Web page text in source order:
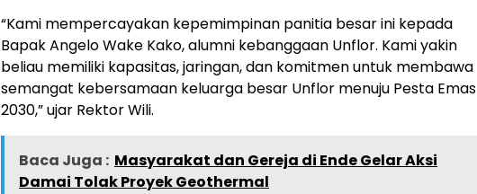
“Kami mempercayakan kepemimpinan panitia besar ini kepada
Bapak Angelo Wake Kako, alumni kebanggaan Unflor. Kami yakin
beliau memiliki kapasitas, jaringan, dan komitmen untuk membawa
semangat kebersamaan keluarga besar Unflor menuju Pesta Emas
2030,” ujar Rektor Wili.
Baca Juga : Masyarakat dan Gereja di Ende Gelar Aksi
Damai Tolak Proyek Geothermal